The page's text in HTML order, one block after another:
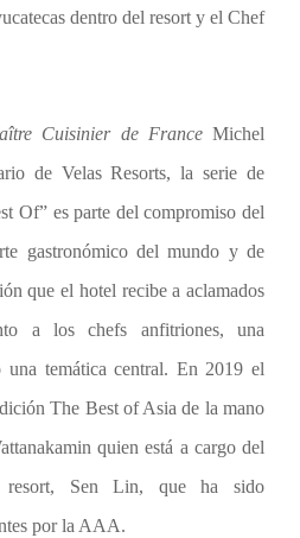
dentro del resort y el Chef
Cuisinier de France Michel
de Velas Resorts, la serie de
Of” es parte del compromiso del
gastronómico del mundo y de
que el hotel recibe a aclamados
a los chefs anfitriones, una
una temática central. En 2019 el
The Best of Asia de la mano
quien está a cargo del
resort, Sen Lin, que ha sido
por la AAA.